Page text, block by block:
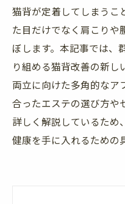
猫背が定着してしまうこ
た目だけでなく肩こりや
ぼします。本記事では、
り組める猫背改善の新し
両立に向けた多角的なア
合ったエステの選び方や
詳しく解説しているため
健康を手に入れるための